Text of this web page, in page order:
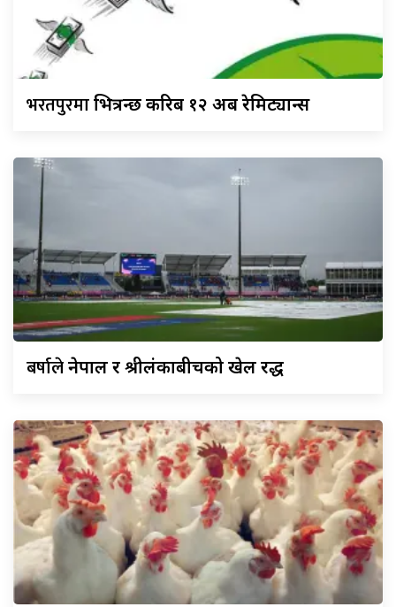
भरतपुरमाभित्रन्छ करिब १२ अर्ब रेमिट्यान्स
बर्षालेनेपाल र श्रीलंकाबीचको खेल रद्ध